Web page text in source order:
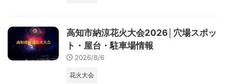
高知市納涼花火大会2026│穴場スポッ
ト・屋台・駐車場情報
2026/8/6
花火大会